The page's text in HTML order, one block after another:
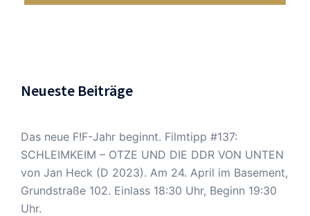
Neueste Beiträge
Das neue F!F-Jahr beginnt. Filmtipp #137:
SCHLEIMKEIM – OTZE UND DIE DDR VON UNTEN
von Jan Heck (D 2023). Am 24. April im Basement,
Grundstraße 102. Einlass 18:30 Uhr, Beginn 19:30
Uhr.